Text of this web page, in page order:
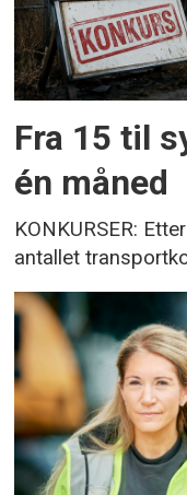
Fra 15 til
én måned
KONKURSER:
antallet